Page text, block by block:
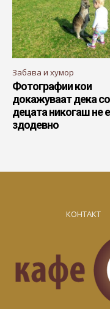
Забава и хумор
Фотографии кои
докажуваат дека со
децата никогаш не е
здодевно
КОНТАКТ